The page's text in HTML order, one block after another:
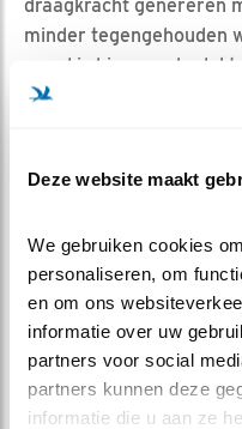
Deze website maakt
We gebruiken cookies
personaliseren, om
en om ons
informatie over uw
partners voor social
partners kunnen deze
informatie die u aan ze
draagkracht genereren
minder tegengehouden
vogel is hiervoor bedekt
lichtgewicht en
glad aan kunnen doen,
Organen
De vleugels zelf zijn al
Vogels hebben geen
vliegen. Wel lijkt de
die van een arm: het is
arm.